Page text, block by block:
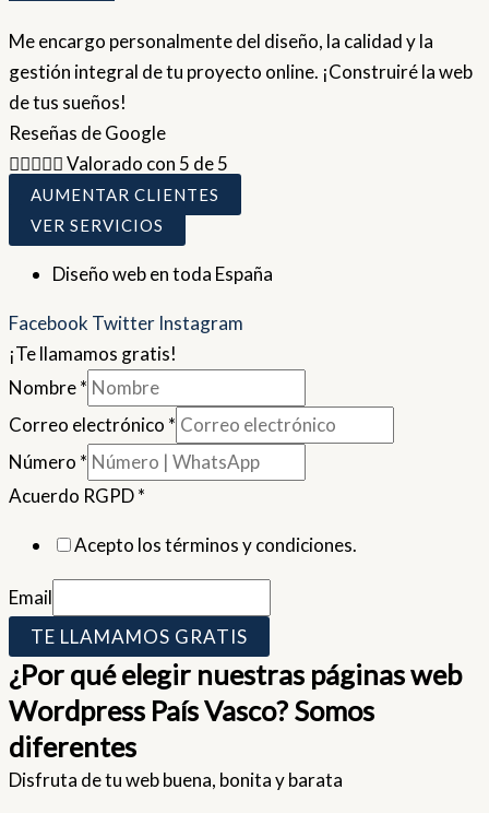
Me encargo personalmente del diseño, la calidad y la
gestión integral de tu proyecto online. ¡Construiré la web
de tus sueños!
Reseñas de Google
Valorado con 5 de 5
AUMENTAR CLIENTES
VER SERVICIOS
Diseño web en toda España
Facebook Twitter Instagram
¡Te llamamos gratis!
Nombre*
Correo electrónico *
Número *
Acuerdo RGPD*
Acepto los términos y condiciones.
Email
TE LLAMAMOS GRATIS
¿Por qué elegir nuestras páginas web
Wordpress País Vasco? Somos
diferentes
Disfruta de tu web buena, bonita y barata